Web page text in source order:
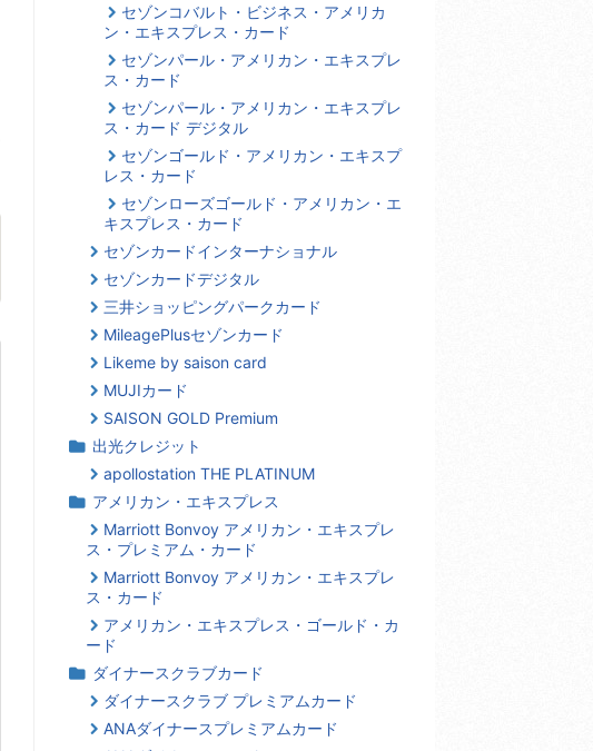
セゾンコバルト・ビジネス・アメリカ
ン・エキスプレス・カード
セゾンパール・アメリカン・エキスプレ
ス・カード
セゾンパール・アメリカン・エキスプレ
ス・カード デジタル
セゾンゴールド・アメリカン・エキスプ
レス・カード
セゾンローズゴールド・アメリカン・エ
キスプレス・カード
セゾンカードインターナショナル
セゾンカードデジタル
三井ショッピングパークカード
MileagePlusセゾンカード
Likeme by saison card
MUJIカード
SAISON GOLD Premium
出光クレジット
apollostation THE PLATINUM
アメリカン・エキスプレス
Marriott Bonvoy アメリカン・エキスプレ
ス・プレミアム・カード
Marriott Bonvoy アメリカン・エキスプレ
ス・カード
アメリカン・エキスプレス・ゴールド・カ
ード
ダイナースクラブカード
ダイナースクラブ プレミアムカード
ANAダイナースプレミアムカード